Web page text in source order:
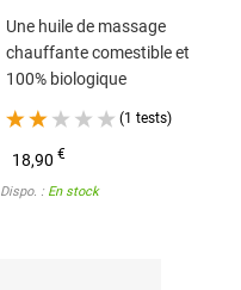
Une huile de massage
chauffante comestible et
100% biologique
(1 tests)
18,90€
Dispo. : En stock